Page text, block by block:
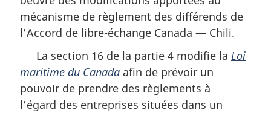
mécanisme de règlement des différends de
l’Accord de libre-échange Canada — Chili.
La section 16 de la partie 4 modifie la Loi
maritime du Canada afin de prévoir un
pouvoir de prendre des règlements à
l’égard des entreprises situées dans un